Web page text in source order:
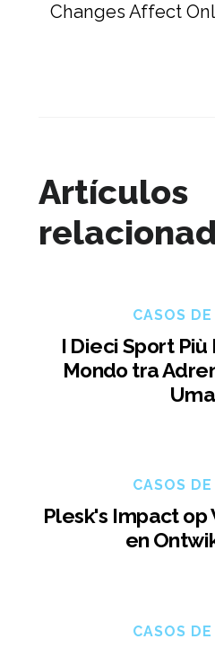
Changes Affect
Artículos
CASOS
I Dieci Sport
Mondo tra
CASOS
Plesk's Impact
en
CASOS